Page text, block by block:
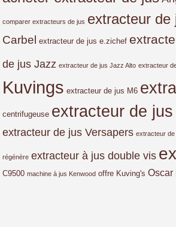
comparer extracteurs de jus extracteur de
Carbel extracteur de jus e.zichef
de jus Jazz extracteur de jus Jazz Alto extracteur
Kuvings extracteur de jus M6
centrifugeuse extracteur de
extracteur de jus Versapers extracteur
régénère extracteur à jus double vis
C9500 machine à jus Kenwood offre Kuving's Oscar